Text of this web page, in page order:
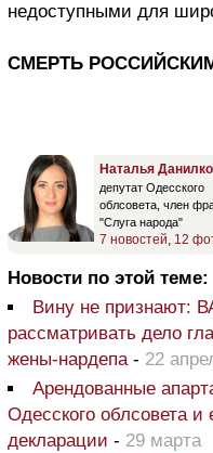
недоступными для
СМЕРТЬ
Наталья Данилко
депутат Одесского
облсовета, член
"Слуга народа"
7 новостей, 12
Новости по этой теме:
Вину не признают:
рассматривать дело
жены-нардепа- 22
Арендованные
Одесского облсовета и
декларации - 29 марта